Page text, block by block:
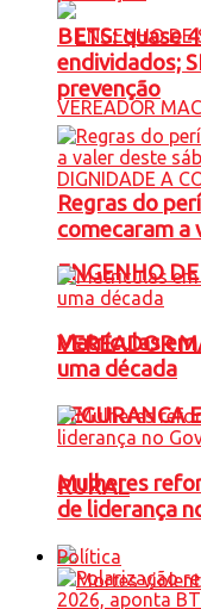
ENGENHO
VEREADOR
SEGURANCA
RURAL
BETS: quase
endividados;
prevenção
Regras do
comecaram a
Matrículas em
uma década
Mulheres
de liderança
Política